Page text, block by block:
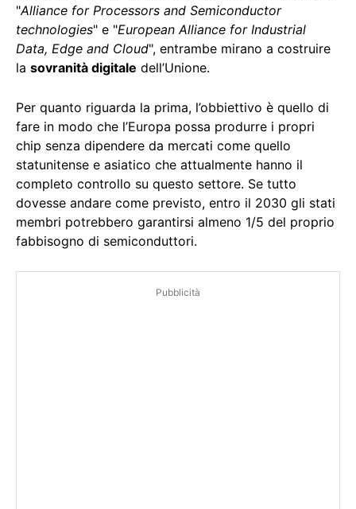
"Alliance for Processors and Semiconductor
technologies" e "European Alliance for Industrial
Data, Edge and Cloud", entrambe mirano a costruire
la sovranità digitale dell’Unione.
Per quanto riguarda la prima, l’obbiettivo è quello di
fare in modo che l’Europa possa produrre i propri
chip senza dipendere da mercati come quello
statunitense e asiatico che attualmente hanno il
completo controllo su questo settore. Se tutto
dovesse andare come previsto, entro il 2030 gli stati
membri potrebbero garantirsi almeno 1/5 del proprio
fabbisogno di semiconduttori.
Pubblicità